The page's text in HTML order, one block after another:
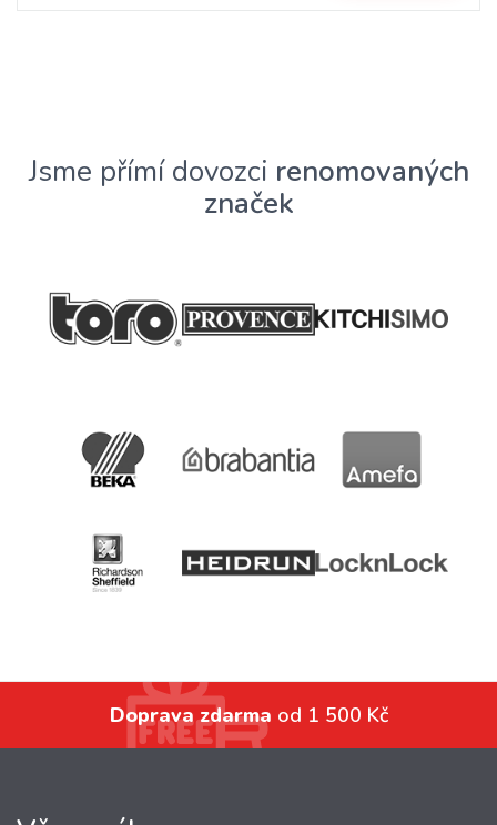
Jsme přímí dovozci renomovaných
značek
Doprava zdarma od 1 500 Kč